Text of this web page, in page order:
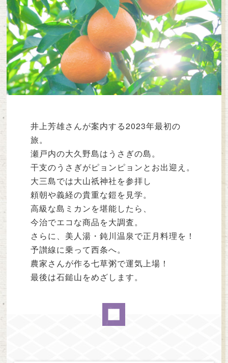
井上芳雄さんが案内する2023年最初の
旅。
瀬戸内の大久野島はうさぎの島。
干支のうさぎがピョンピョンとお出迎え。
大三島では大山祇神社を参拝し
頼朝や義経の貴重な鎧を見学。
高級な島ミカンを堪能したら、
今治でエコな商品を大調査。
さらに、美人湯・鈍川温泉で正月料理を！
予讃線に乗って西条へ。
農家さんが作る七草粥で運気上場！
最後は石鎚山をめざします。